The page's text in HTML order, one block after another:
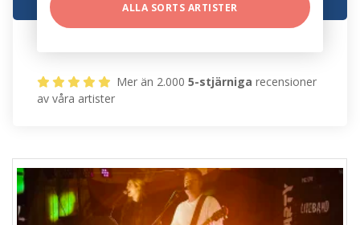
ALLA SORTS ARTISTER
Mer än 2.0005-stjärniga recensioner
av våra artister